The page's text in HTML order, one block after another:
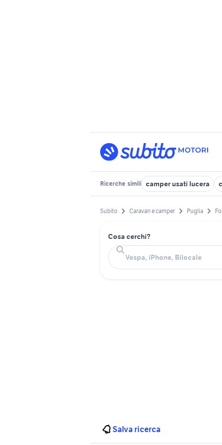
Ricerche simili camper usati lucera
Subito Caravan e camper Puglia
Cosa cerchi?
Salva ricerca